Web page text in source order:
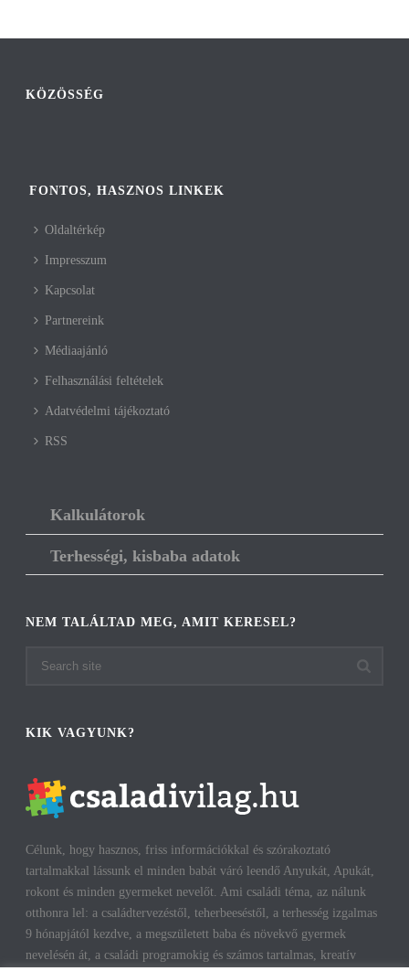
KÖZÖSSÉG
FONTOS, HASZNOS LINKEK
Oldaltérkép
Impresszum
Kapcsolat
Partnereink
Médiaajánló
Felhasználási feltételek
Adatvédelmi tájékoztató
RSS
Kalkulátorok
Terhességi, kisbaba adatok
NEM TALÁLTAD MEG, AMIT KERESEL?
KIK VAGYUNK?
Célunk, hogy hasznos, friss információkkal és szórakoztató
tartalmakkal lássunk el minden babát váró leendő Anyukát, Apukát,
rokont és minden gyermeket nevelőt. Ami családi téma, az nálunk
otthonra lel: a családtervezéstől, teherbeeséstől, a terhesség izgalmas
9 hónapjától kezdve, a megszületett baba és növekvő gyermek
nevelésén át, a családi programokig és számos tartalmas, kreatív